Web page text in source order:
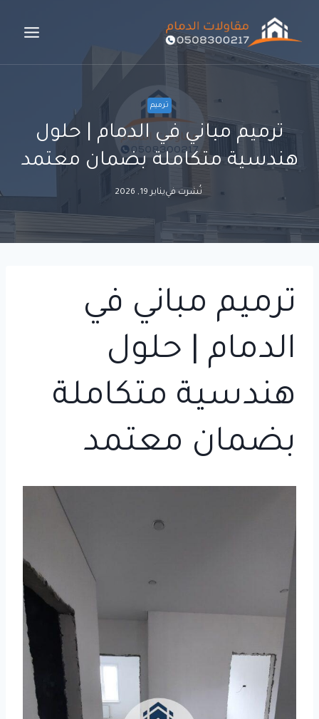
ترميم
ترميم مباني في الدمام | حلول
هندسية متكاملة بضمان معتمد
نُشرت فييناير 19, 2026
ترميم مباني في
الدمام | حلول
هندسية متكاملة
بضمان معتمد